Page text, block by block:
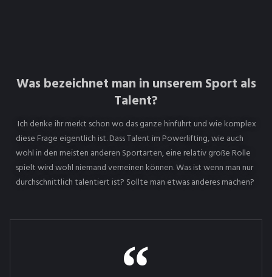
Was bezeichnet man in unserem Sport als
Talent?
Ich denke ihr merkt schon wo das ganze hinführt und wie komplex
diese Frage eigentlich ist. Dass Talent im Powerlifting, wie auch
wohl in den meisten anderen Sportarten, eine relativ große Rolle
spielt wird wohl niemand verneinen können. Was ist wenn man nur
durchschnittlich talentiert ist? Sollte man etwas anderes machen?